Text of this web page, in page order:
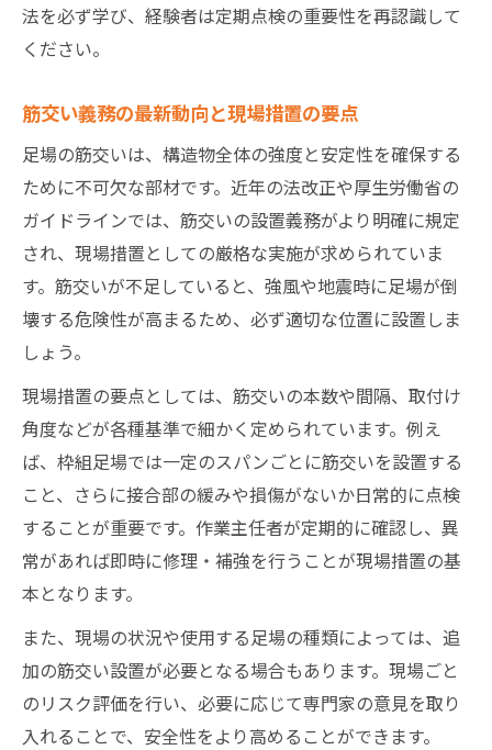
法を必ず学び、経験者は定期点検の重要性を再認識して
ください。
筋交い義務の最新動向と現場措置の要点
足場の筋交いは、構造物全体の強度と安定性を確保する
ために不可欠な部材です。近年の法改正や厚生労働省の
ガイドラインでは、筋交いの設置義務がより明確に規定
され、現場措置としての厳格な実施が求められていま
す。筋交いが不足していると、強風や地震時に足場が倒
壊する危険性が高まるため、必ず適切な位置に設置しま
しょう。
現場措置の要点としては、筋交いの本数や間隔、取付け
角度などが各種基準で細かく定められています。例え
ば、枠組足場では一定のスパンごとに筋交いを設置する
こと、さらに接合部の緩みや損傷がないか日常的に点検
することが重要です。作業主任者が定期的に確認し、異
常があれば即時に修理・補強を行うことが現場措置の基
本となります。
また、現場の状況や使用する足場の種類によっては、追
加の筋交い設置が必要となる場合もあります。現場ごと
のリスク評価を行い、必要に応じて専門家の意見を取り
入れることで、安全性をより高めることができます。